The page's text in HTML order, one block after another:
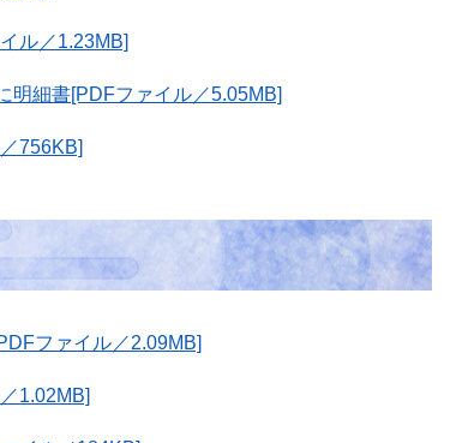
ル／1.23MB]
明細書[PDFファイル／5.05MB]
756KB]
ファイル／2.09MB]
1.02MB]